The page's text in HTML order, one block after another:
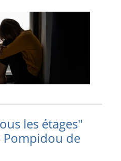
les étages"
Pompidou de